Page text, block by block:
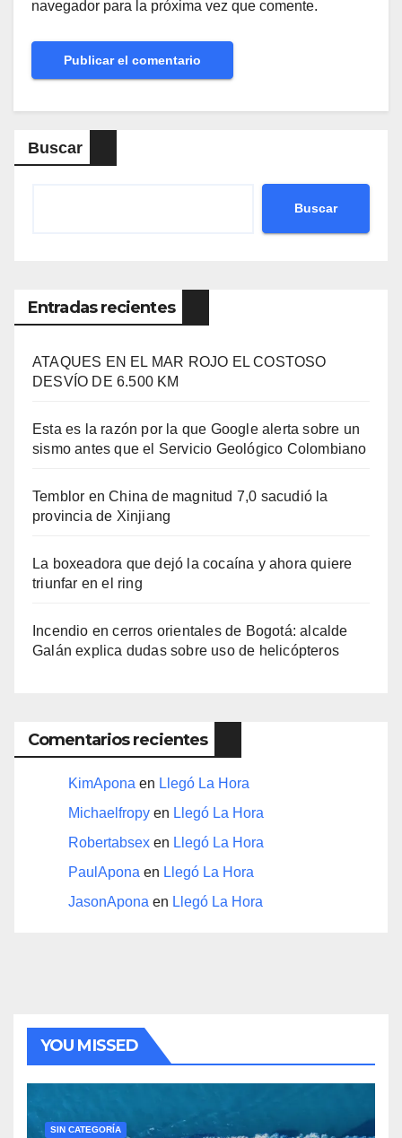
navegador para la próxima vez que comente.
Buscar
Buscar
Entradas recientes
ATAQUES EN EL MAR ROJO EL COSTOSO
DESVÍO DE 6.500 KM
Esta es la razón por la que Google alerta sobre un
sismo antes que el Servicio Geológico Colombiano
Temblor en China de magnitud 7,0 sacudió la
provincia de Xinjiang
La boxeadora que dejó la cocaína y ahora quiere
triunfar en el ring​
Incendio en cerros orientales de Bogotá: alcalde
Galán explica dudas sobre uso de helicópteros
Comentarios recientes
KimApona en Llegó La Hora
Michaelfropy en Llegó La Hora
Robertabsex en Llegó La Hora
PaulApona en Llegó La Hora
JasonApona en Llegó La Hora
YOU MISSED
SIN CATEGORÍA